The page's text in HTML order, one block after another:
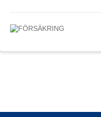
FÖRSÄKRING